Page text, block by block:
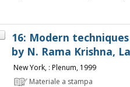
16: Modern
by N. Rama Krishna,
New York, : Plenum, 1999
Materiale a stampa